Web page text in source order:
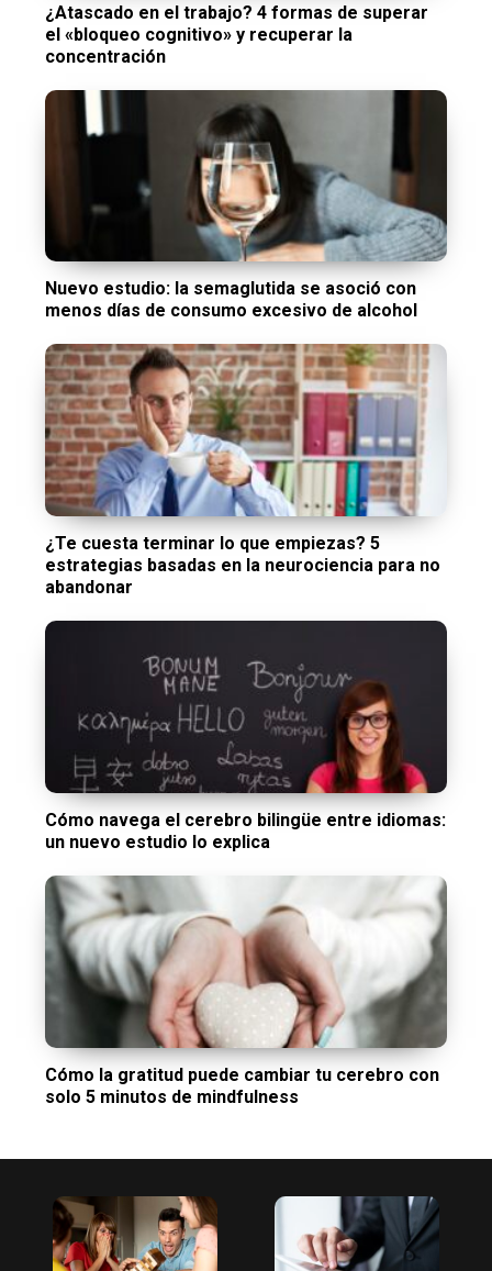
¿Atascado en el trabajo? 4 formas de superar
el «bloqueo cognitivo» y recuperar la
concentración
Nuevo estudio: la semaglutida se asoció con
menos días de consumo excesivo de alcohol
¿Te cuesta terminar lo que empiezas? 5
estrategias basadas en la neurociencia para no
abandonar
Cómo navega el cerebro bilingüe entre idiomas:
un nuevo estudio lo explica
Cómo la gratitud puede cambiar tu cerebro con
solo 5 minutos de mindfulness